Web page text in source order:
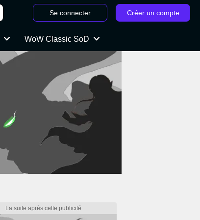
Se connecter Créer un compte
WoW Classic SoD